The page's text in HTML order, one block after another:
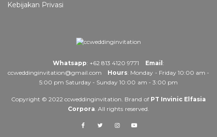
Kebijakan Privasi
Whatsapp: +62 813 4120 9771 Email :
ccweddinginvitation@gmail.com Hours: Monday - Friday 10:00 am -
5:00 pm Saturday - Sunday 10:00 am - 3:00 pm
Copyright © 2022ccweddinginvitation. Brand of PT Invinic Elfasia
Corpora. All rights reserved.